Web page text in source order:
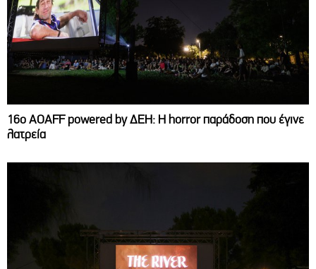
16ο AOAFF powered by ΔΕΗ: Η horror παράδοση που έγινε
λατρεία